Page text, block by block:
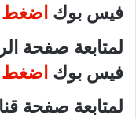
فيس بوك اضغط
لمتابعة صفحة
فيس بوك اضغط
لمتابعة صفحة